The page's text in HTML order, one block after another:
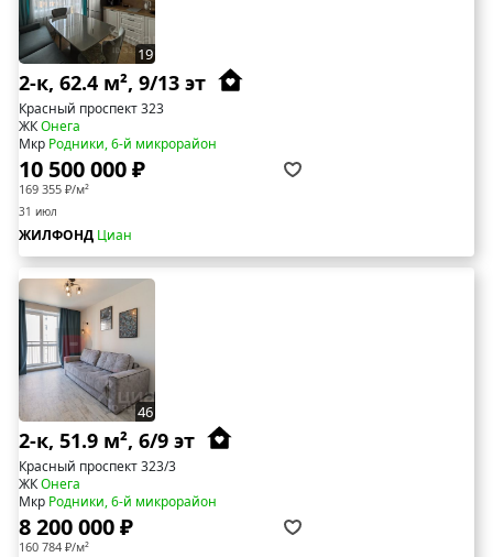
19
2-к, 62.4 м², 9/13 эт
Красный проспект 323
ЖКОнега
Мкр Родники, 6-й микрорайон
10 500 000 ₽
169 355 ₽/м²
31 июл
ЖИЛФОНД Циан
46
2-к, 51.9 м², 6/9 эт
Красный проспект 323/3
ЖКОнега
Мкр Родники, 6-й микрорайон
8 200 000 ₽
160 784 ₽/м²